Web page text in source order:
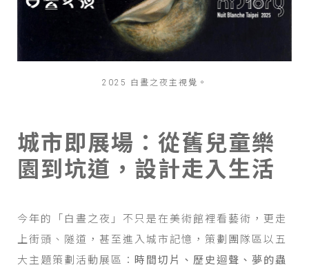
2025 白晝之夜主視覺。
城市即展場：從舊兒童樂
園到坑道，設計走入生活
今年的「白晝之夜」不只是在美術館裡看藝術，更走
上街頭、隧道，甚至進入城市記憶，策劃團隊區以五
大主題策劃活動展區：時間切片、歷史迴聲、夢的蟲